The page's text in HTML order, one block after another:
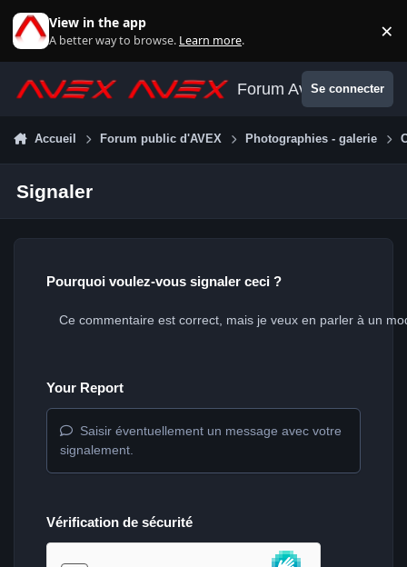
View in the app
A better way to browse. Learn more. ×
Forum AvexSe connecter
Accueil Forum public d'AVEX Photographies - galerie
Signaler
Pourquoi voulez-vous signaler ceci ?
Your Report
Saisir éventuellement un message avec votre
signalement.
Vérification de sécurité